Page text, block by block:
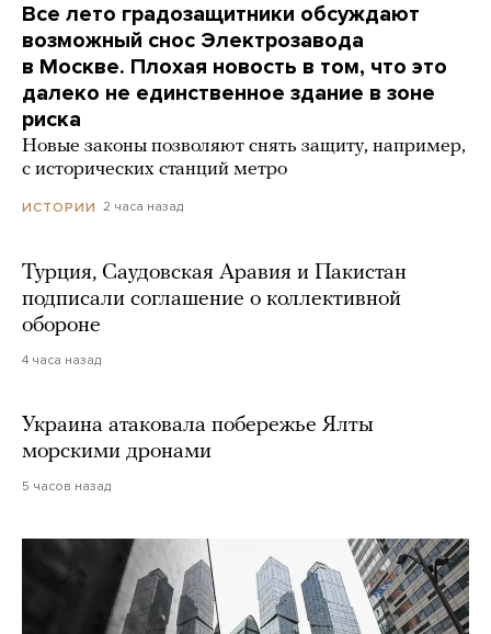
Все лето градозащитники обсуждают
возможный снос Электрозавода
в Москве. Плохая новость в том, что это
далеко не единственное здание в зоне
риска
Новые законы позволяют снять защиту, например,
с исторических станций метро
ИСТОРИИ 2 часа назад
Турция, Саудовская Аравия и Пакистан
подписали соглашение о коллективной
обороне
4 часа назад
Украина атаковала побережье Ялты
морскими дронами
5 часов назад